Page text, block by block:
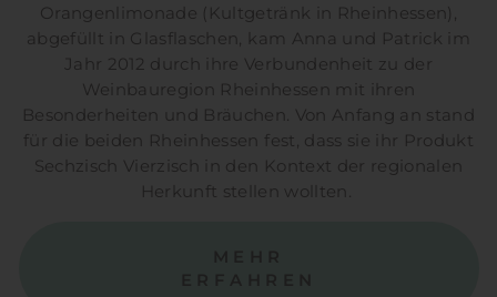
Orangenlimonade (Kultgetränk in Rheinhessen),
abgefüllt in Glasflaschen, kam Anna und Patrick im
Jahr 2012 durch ihre Verbundenheit zu der
Weinbauregion Rheinhessen mit ihren
Besonderheiten und Bräuchen. Von Anfang an stand
für die beiden Rheinhessen fest, dass sie ihr Produkt
Sechzisch Vierzisch in den Kontext der regionalen
Herkunft stellen wollten.